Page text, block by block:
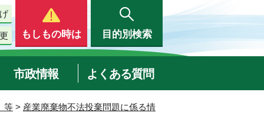
もしもの時は 目的別検索
市政情報 よくある質問
等 > 産業廃棄物不法投棄問題に係る情